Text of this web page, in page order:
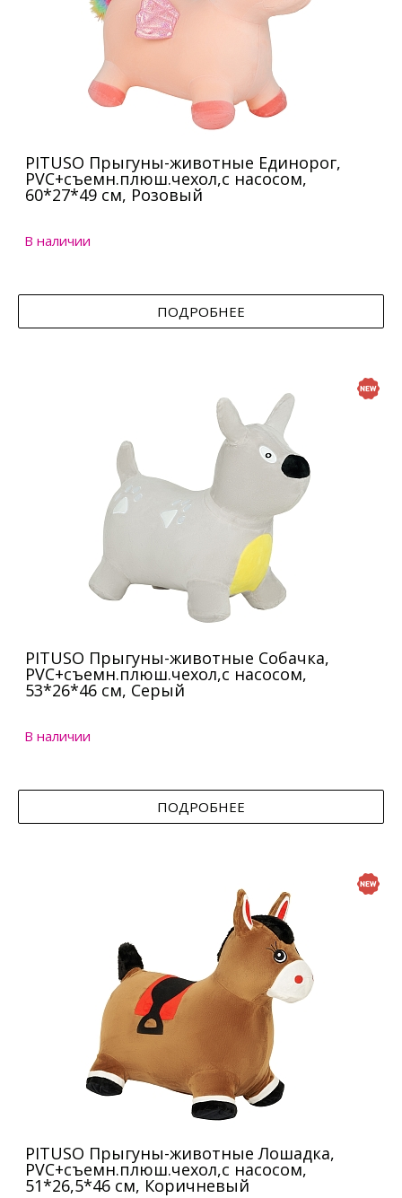
PITUSO Прыгуны-животные Единорог,
PVC+съемн.плюш.чехол,с насосом,
60*27*49 см, Розовый
В наличии
ПОДРОБНЕЕ
PITUSO Прыгуны-животные Собачка,
PVC+съемн.плюш.чехол,с насосом,
53*26*46 см, Серый
В наличии
ПОДРОБНЕЕ
PITUSO Прыгуны-животные Лошадка,
PVC+съемн.плюш.чехол,с насосом,
51*26,5*46 см, Коричневый